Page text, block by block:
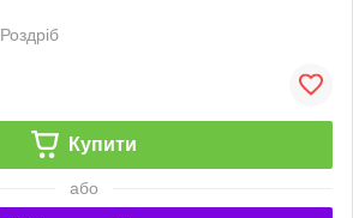
Роздріб
Купити
або